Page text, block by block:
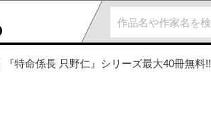
『特命係長 只野仁』シリーズ最大40冊無料!!